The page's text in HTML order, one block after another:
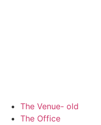
The Venue- old
The Office